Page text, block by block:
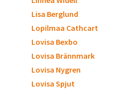
Lisa Berglund
Lopilmaa Cathcart
Lovisa Bexbo
Lovisa Brännmark
Lovisa Nygren
Lovisa Spjut